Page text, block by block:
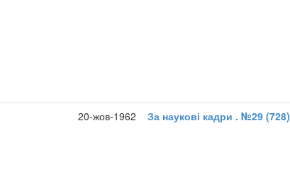
20-жов-1962 За наукові кадри . №29 (728)